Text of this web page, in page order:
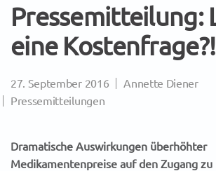
Pressemitteilung:
eine Kostenfrage?!
27. September 2016
Annette Diener
Pressemitteilungen
Dramatische Auswirkungen überhöhter
Medikamentenpreise auf den Zugang